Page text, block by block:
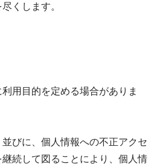
くします。
用目的を定める場合がありま
びに、個人情報への不正アクセ
続して図ることにより、個人情